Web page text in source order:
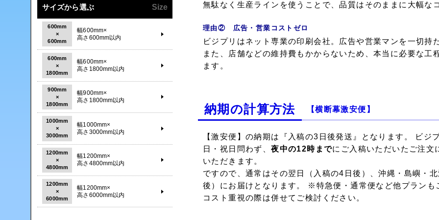
無駄なく生産ラインを使うことで、品質はそのままに 大幅な
理由② 広告・営業コストゼロ
ビジプリはネット専業の印刷会社。 広告や営業マンを一切持
また、店舗などの維持費もかからないため、 本当に必要な工
ます。
納期の計算方法 【横断幕激安便】
【激安便】の納期は『入稿の3日後発送』となります。 ビ
日・祝日問わず、夜中の12時までにご入稿いただいたご注文
いただきます。
ですので、通常はその翌日（入稿の4日後）、沖縄・島嶼・
後）にお届けとなります。 ※特急便・通常便など他プラン
コスト重視の際は併せてご検討ください。
サイズから選ぶ Size
600mm
×
600mm
幅600mm×
高さ600mm以内
600mm
×
1800mm
幅600mm×
高さ1800mm以内
900mm
×
1800mm
幅900mm×
高さ1800mm以内
1000mm
×
3000mm
幅1000mm×
高さ3000mm以内
1200mm
×
4800mm
幅1200mm×
高さ4800mm以内
1200mm
×
6000mm
幅1200mm×
高さ6000mm以内